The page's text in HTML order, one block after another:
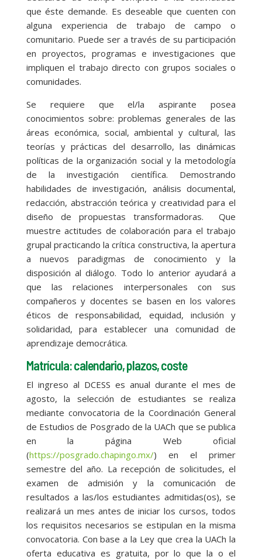
que éste demande. Es deseable que cuenten con
alguna experiencia de trabajo de campo o
comunitario. Puede ser a través de su participación
en proyectos, programas e investigaciones que
impliquen el trabajo directo con grupos sociales o
comunidades.
Se requiere que el/la aspirante posea
conocimientos sobre: problemas generales de las
áreas económica, social, ambiental y cultural, las
teorías y prácticas del desarrollo, las dinámicas
políticas de la organización social y la metodología
de la investigación científica. Demostrando
habilidades de investigación, análisis documental,
redacción, abstracción teórica y creatividad para el
diseño de propuestas transformadoras. Que
muestre actitudes de colaboración para el trabajo
grupal practicando la crítica constructiva, la apertura
a nuevos paradigmas de conocimiento y la
disposición al diálogo. Todo lo anterior ayudará a
que las relaciones interpersonales con sus
compañeros y docentes se basen en los valores
éticos de responsabilidad, equidad, inclusión y
solidaridad, para establecer una comunidad de
aprendizaje democrática.
Matrícula: calendario, plazos, coste
El ingreso al DCESS es anual durante el mes de
agosto, la selección de estudiantes se realiza
mediante convocatoria de la Coordinación General
de Estudios de Posgrado de la UACh que se publica
en la página Web oficial
(https://posgrado.chapingo.mx/) en el primer
semestre del año. La recepción de solicitudes, el
examen de admisión y la comunicación de
resultados a las/los estudiantes admitidas(os), se
realizará un mes antes de iniciar los cursos, todos
los requisitos necesarios se estipulan en la misma
convocatoria. Con base a la Ley que crea la UACh la
oferta educativa es gratuita, por lo que la o el